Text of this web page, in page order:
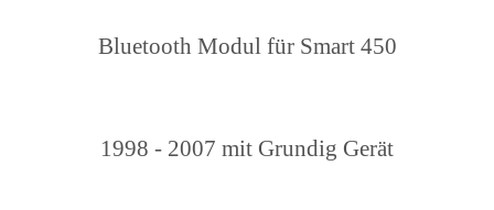
Bluetooth Modul für Smart 450
1998 - 2007 mit Grundig Gerät